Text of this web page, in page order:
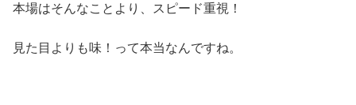
本場はそんなことより、スピード重視！
見た目よりも味！って本当なんですね。